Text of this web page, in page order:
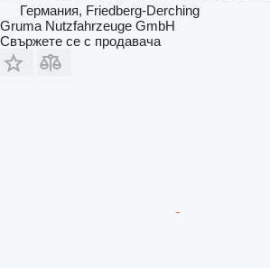
Германия, Friedberg-Derching
Gruma Nutzfahrzeuge GmbH
Свържете се с продавача